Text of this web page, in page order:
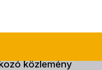
közlemény